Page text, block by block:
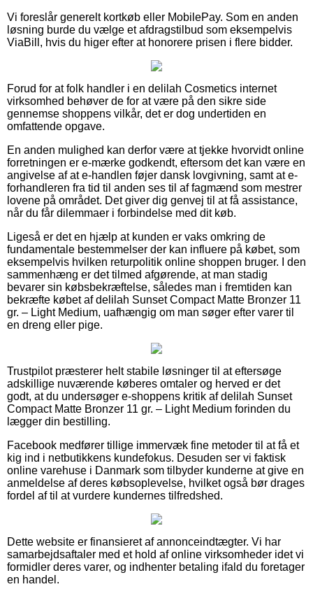
Vi foreslår generelt kortkøb eller MobilePay. Som en anden
løsning burde du vælge et afdragstilbud som eksempelvis
ViaBill, hvis du higer efter at honorere prisen i flere bidder.
Forud for at folk handler i en delilah Cosmetics internet
virksomhed behøver de for at være på den sikre side
gennemse shoppens vilkår, det er dog undertiden en
omfattende opgave.
En anden mulighed kan derfor være at tjekke hvorvidt online
forretningen er e-mærke godkendt, eftersom det kan være en
angivelse af at e-handlen føjer dansk lovgivning, samt at e-
forhandleren fra tid til anden ses til af fagmænd som mestrer
lovene på området. Det giver dig genvej til at få assistance,
når du får dilemmaer i forbindelse med dit køb.
Ligeså er det en hjælp at kunden er vaks omkring de
fundamentale bestemmelser der kan influere på købet, som
eksempelvis hvilken returpolitik online shoppen bruger. I den
sammenhæng er det tilmed afgørende, at man stadig
bevarer sin købsbekræftelse, således man i fremtiden kan
bekræfte købet af delilah Sunset Compact Matte Bronzer 11
gr. – Light Medium, uafhængig om man søger efter varer til
en dreng eller pige.
Trustpilot præsterer helt stabile løsninger til at eftersøge
adskillige nuværende køberes omtaler og herved er det
godt, at du undersøger e-shoppens kritik af delilah Sunset
Compact Matte Bronzer 11 gr. – Light Medium forinden du
lægger din bestilling.
Facebook medfører tillige immervæk fine metoder til at få et
kig ind i netbutikkens kundefokus. Desuden ser vi faktisk
online varehuse i Danmark som tilbyder kunderne at give en
anmeldelse af deres købsoplevelse, hvilket også bør drages
fordel af til at vurdere kundernes tilfredshed.
Dette website er finansieret af annonceindtægter. Vi har
samarbejdsaftaler med et hold af online virksomheder idet vi
formidler deres varer, og indhenter betaling ifald du foretager
en handel.